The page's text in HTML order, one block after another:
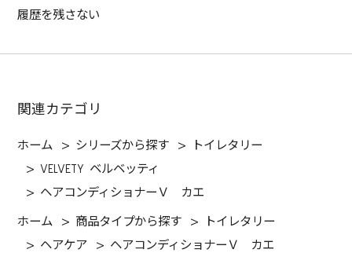
履歴を残さない
関連カテゴリ
ホーム > シリーズから探す >
トイレタリー
>VELVETY ベルベッティ
> ヘアコンディショナーＶ カエ
ホーム > 商品タイプから探す >
トイレタリー
> ヘアケア > ヘアコンディショナーＶ カエ